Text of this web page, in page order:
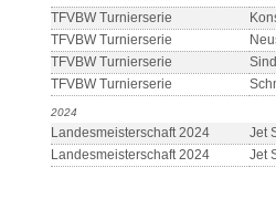
TFVBW Turnierserie
TFVBW Turnierserie
TFVBW Turnierserie
TFVBW Turnierserie
2024
Landesmeisterschaft 2024
Jet
Landesmeisterschaft 2024
Jet